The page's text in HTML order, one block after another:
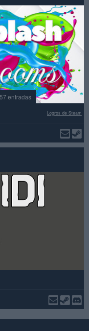
entradas
Logros de Steam